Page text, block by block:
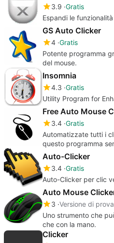
3.9 Gratis
Espandi le
GS Auto Clicker
4 Gratis
Potente programma
del mouse.
Insomnia
4.3 Gratis
Utility Program for
Free Auto Mouse
3.4 Gratis
Automatizzate tutti i
questo programma
Auto-Clicker
3.4 Gratis
Auto-Clicker per clic
Auto Mouse
3 Versione di prova
Uno strumento che
che con la mano.
Clicker